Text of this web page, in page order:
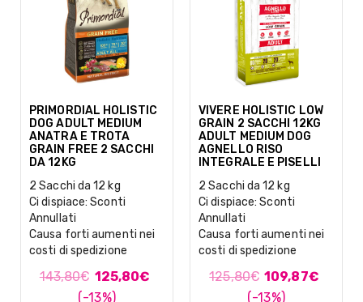
PRIMORDIAL HOLISTIC
DOG ADULT MEDIUM
ANATRA E TROTA
GRAIN FREE 2 SACCHI
DA 12KG
2 Sacchi da 12 kg
Ci dispiace: Sconti
Annullati
Causa forti aumenti nei
costi di spedizione
143,80€ 125,80€
(-13%)
VIVERE HOLISTIC LOW
GRAIN 2 SACCHI 12KG
ADULT MEDIUM DOG
AGNELLO RISO
INTEGRALE E PISELLI
2 Sacchi da 12 kg
Ci dispiace: Sconti
Annullati
Causa forti aumenti nei
costi di spedizione
125,80€ 109,87€
(-13%)